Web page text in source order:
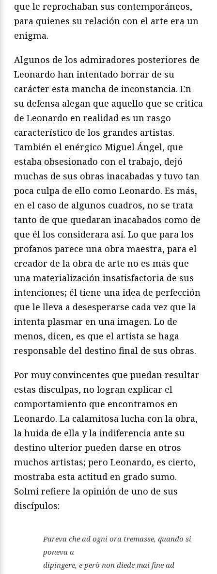
que le reprochaban sus contemporáneos,
para quienes su relación con el arte era un
enigma.
Algunos de los admiradores posteriores de
Leonardo han intentado borrar de su
carácter esta mancha de inconstancia. En
su defensa alegan que aquello que se critica
de Leonardo en realidad es un rasgo
característico de los grandes artistas.
También el enérgico Miguel Ángel, que
estaba obsesionado con el trabajo, dejó
muchas de sus obras inacabadas y tuvo tan
poca culpa de ello como Leonardo. Es más,
en el caso de algunos cuadros, no se trata
tanto de que quedaran inacabados como de
que él los considerara así. Lo que para los
profanos parece una obra maestra, para el
creador de la obra de arte no es más que
una materialización insatisfactoria de sus
intenciones; él tiene una idea de perfección
que le lleva a desesperarse cada vez que la
intenta plasmar en una imagen. Lo de
menos, dicen, es que el artista se haga
responsable del destino final de sus obras.
Por muy convincentes que puedan resultar
estas disculpas, no logran explicar el
comportamiento que encontramos en
Leonardo. La calamitosa lucha con la obra,
la huida de ella y la indiferencia ante su
destino ulterior pueden darse en otros
muchos artistas; pero Leonardo, es cierto,
mostraba esta actitud en grado sumo.
Solmi refiere la opinión de uno de sus
discípulos:
Pareva che ad ogni ora tremasse, quando si
poneva a
dipingere, e però non diede mai fine ad